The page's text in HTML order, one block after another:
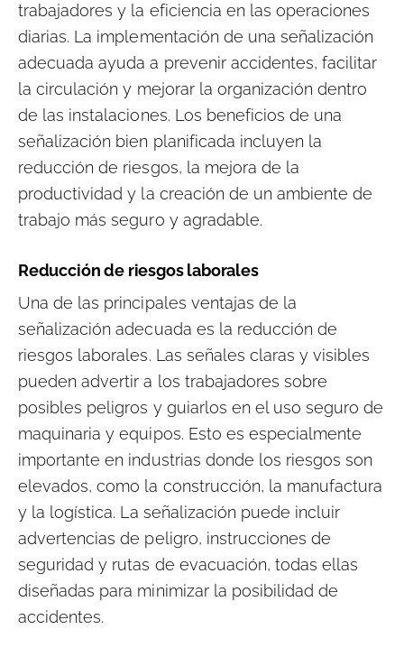
trabajadores y la eficiencia en las operaciones
diarias. La implementación de una señalización
adecuada ayuda a prevenir accidentes, facilitar
la circulación y mejorar la organización dentro
de las instalaciones. Los beneficios de una
señalización bien planificada incluyen la
reducción de riesgos, la mejora de la
productividad y la creación de un ambiente de
trabajo más seguro y agradable.
Reducción de riesgos laborales
Una de las principales ventajas de la
señalización adecuada es la reducción de
riesgos laborales. Las señales claras y visibles
pueden advertir a los trabajadores sobre
posibles peligros y guiarlos en el uso seguro de
maquinaria y equipos. Esto es especialmente
importante en industrias donde los riesgos son
elevados, como la construcción, la manufactura
y la logística. La señalización puede incluir
advertencias de peligro, instrucciones de
seguridad y rutas de evacuación, todas ellas
diseñadas para minimizar la posibilidad de
accidentes.